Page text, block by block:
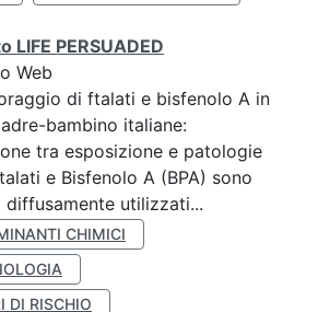
LIFE PERSUADED
Web
di ftalati e bisfenolo A in
bambino italiane:
tra esposizione e patologie
e Bisfenolo A (BPA) sono
utilizzati...
CHIMICI
DI RISCHIO